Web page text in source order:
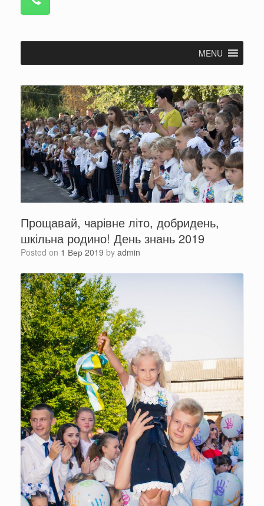
MENU
Прощавай, чарівне літо, добридень,
шкільна родино! День знань 2019
Posted on 1 Вер 2019 by admin